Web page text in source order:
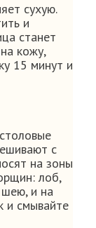
сухую.
и
станет
кожу,
15 минут и
с
на зоны
лоб,
шею, и на
и смывайте